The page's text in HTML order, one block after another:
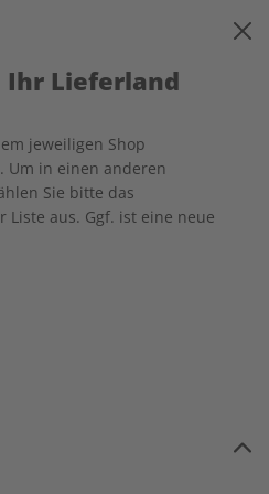
DE 265 973 410
Ihr Lieferland
jeweiligen Shop
Um in einen anderen
Sie bitte das
Liste aus. Ggf. ist eine neue